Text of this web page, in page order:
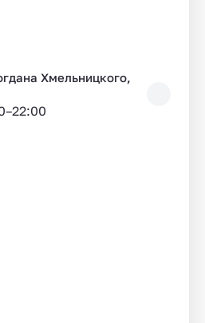
Хмельницкого,